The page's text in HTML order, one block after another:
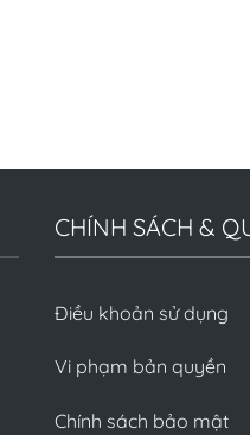
CHÍNH SÁCH &
Điều khoản sử dụng
Vi phạm bản quyền
Chính sách bảo mật